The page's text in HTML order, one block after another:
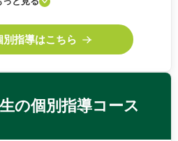
別指導はこちら
の個別指導コース